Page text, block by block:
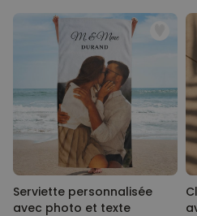
Serviette personnalisée
avec photo et texte